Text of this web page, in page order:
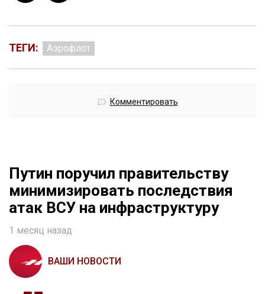
ТЕГИ: Аэрофлот
Комментировать
Путин поручил правительству
минимизировать последствия
атак ВСУ на инфраструктуру
1 месяц назад
ВАШИ НОВОСТИ